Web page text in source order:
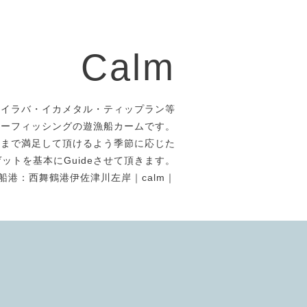
Calm
ラバ・イカメタル・ティップラン等
フィッシングの遊漁船カームです。
で満足して頂けるよう季節に応じた
トを基本にGuideさせて頂きます。
港：西舞鶴港伊佐津川左岸｜calm｜